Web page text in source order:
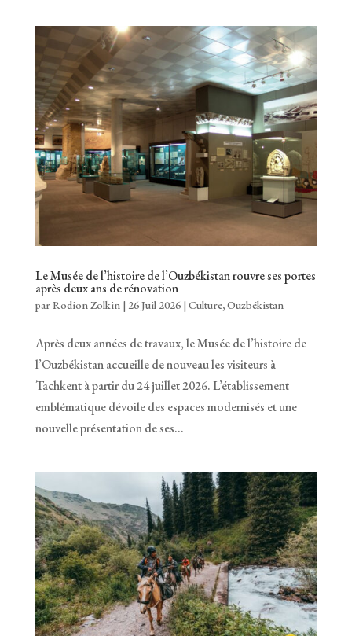
Le Musée de l’histoire de l’Ouzbékistan rouvre ses portes
après deux ans de rénovation
parRodion Zolkin| 26 Juil 2026| Culture,Ouzbékistan
Après deux années de travaux, le Musée de l’histoire de
l’Ouzbékistan accueille de nouveau les visiteurs à
Tachkent à partir du 24 juillet 2026. L’établissement
emblématique dévoile des espaces modernisés et une
nouvelle présentation de ses...